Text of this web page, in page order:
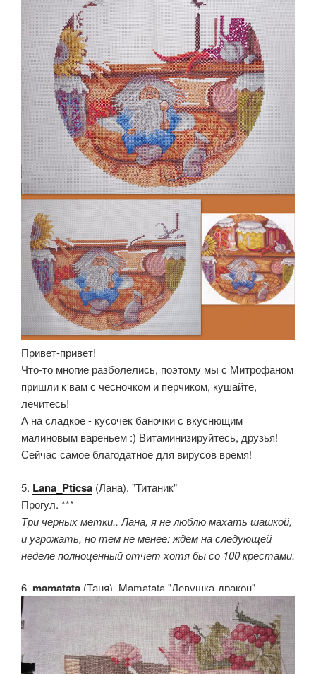
Привет-привет!
Что-то многие разболелись, поэтому мы с Митрофаном
пришли к вам с чесночком и перчиком, кушайте,
лечитесь!
А на сладкое - кусочек баночки с вкуснющим
малиновым вареньем :) Витаминизируйтесь, друзья!
Сейчас самое благодатное для вирусов время!
5. Lana_Pticsa (Лана). "Титаник"
Прогул. ***
Три черных метки.. Лана, я не люблю махать шашкой,
и угрожать, но тем не менее: ждем на следующей
неделе полноценный отчет хотя бы со 100 крестами.
6. mamatata (Таня). Mamatata "Девушка-дракон"